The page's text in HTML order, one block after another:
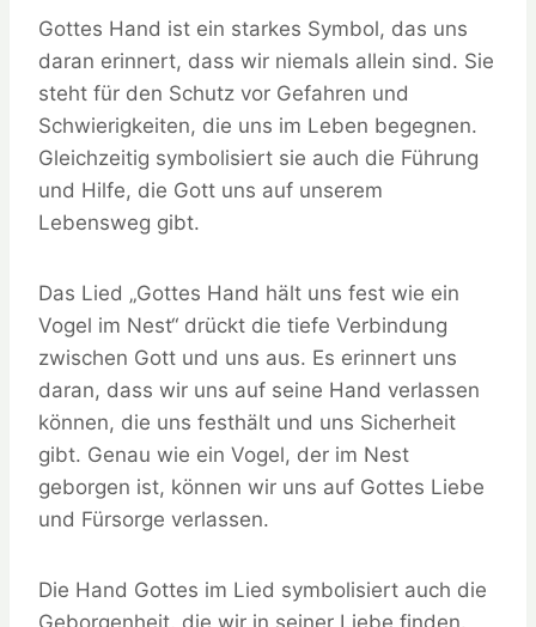
Gottes Hand ist ein starkes Symbol, das uns
daran erinnert, dass wir niemals allein sind. Sie
steht für den Schutz vor Gefahren und
Schwierigkeiten, die uns im Leben begegnen.
Gleichzeitig symbolisiert sie auch die Führung
und Hilfe, die Gott uns auf unserem
Lebensweg gibt.
Das Lied „Gottes Hand hält uns fest wie ein
Vogel im Nest“ drückt die tiefe Verbindung
zwischen Gott und uns aus. Es erinnert uns
daran, dass wir uns auf seine Hand verlassen
können, die uns festhält und uns Sicherheit
gibt. Genau wie ein Vogel, der im Nest
geborgen ist, können wir uns auf Gottes Liebe
und Fürsorge verlassen.
Die Hand Gottes im Lied symbolisiert auch die